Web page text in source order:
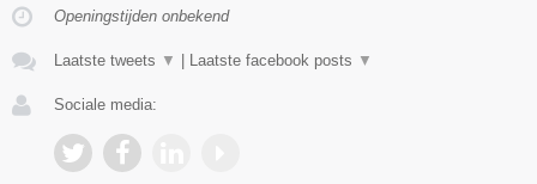
Openingstijden onbekend
Laatste tweets ▼ Laatste facebook posts ▼
Sociale media: